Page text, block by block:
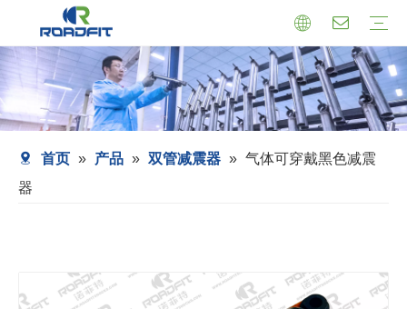
首页 » 产品 » 双管减震器 » 气体可穿戴黑色减震
器